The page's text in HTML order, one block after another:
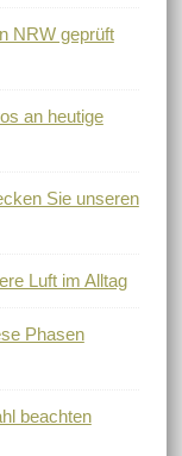
NRW geprüft
an heutige
Sie unseren
Luft im Alltag
Phasen
beachten